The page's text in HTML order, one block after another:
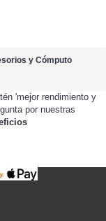
y Cómputo
'mejor rendimiento y
por nuestras